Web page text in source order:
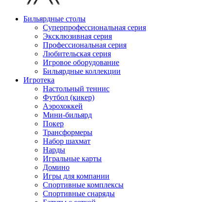
Бильярдные столы
Суперпрофессиональная серия
Эксклюзивная серия
Профессиональная серия
Любительская серия
Игровое оборудование
Бильярдные коллекции
Игротека
Настольный теннис
Футбол (кикер)
Аэрохоккей
Мини-бильярд
Покер
Трансформеры
Набор шахмат
Нарды
Игральные карты
Домино
Игры для компании
Спортивные комплексы
Спортивные снаряды